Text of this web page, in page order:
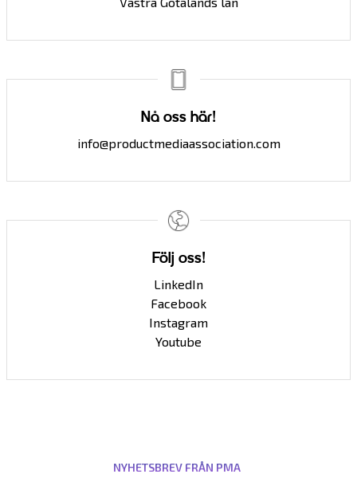
Nå oss här!
info@productmediaassociation.com
Följ oss!
LinkedIn
Facebook
Instagram
Youtube
NYHETSBREV FRÅN PMA